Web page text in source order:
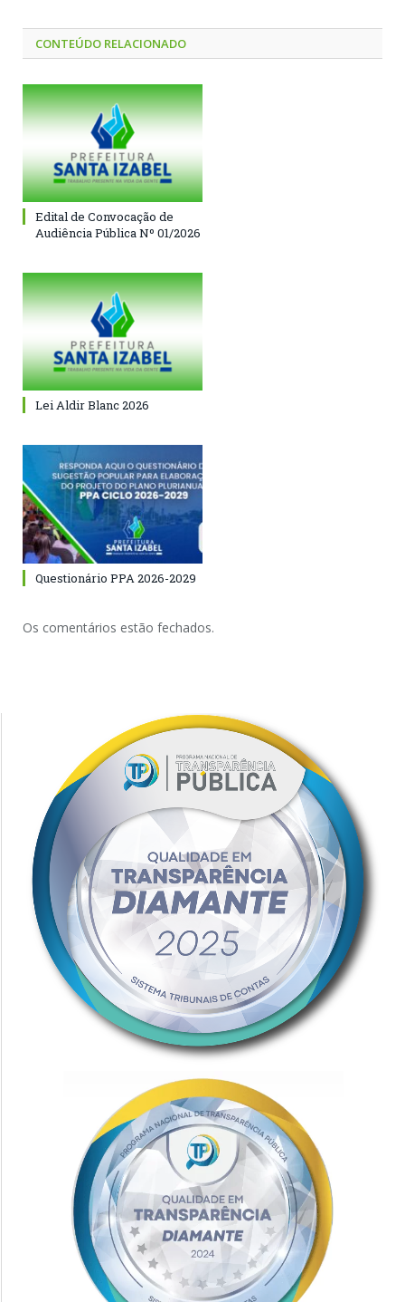
CONTEÚDO RELACIONADO
Edital de Convocação de
Audiência Pública Nº 01/2026
Lei Aldir Blanc 2026
Questionário PPA 2026-2029
Os comentários estão fechados.